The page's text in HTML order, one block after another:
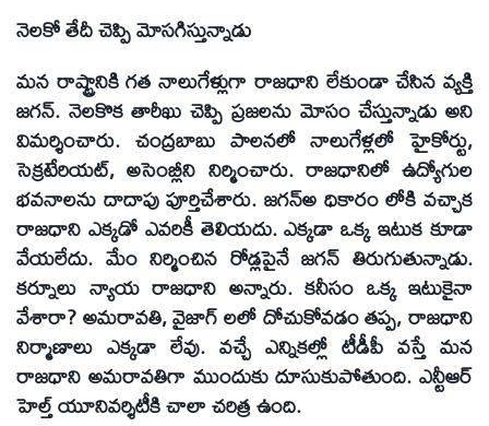
నెలకో తేదీ చెప్పి మోసగిస్తున్నాడు
మన రాష్ట్రానికి గత నాలుగేళ్లుగా రాజధాని లేకుండా చేసిన వ్యక్తి
జగన్. నెలకొక తారీఖు చెప్పి ప్రజలను మోసం చేస్తున్నాడు అని
విమర్శించారు. చంద్రబాబు పాలనలో నాలుగేళ్లలో హైకోర్టు,
సెక్రటేరియట్, అసెంబ్లీని నిర్మించారు. రాజధానిలో ఉద్యోగుల
భవనాలను దాదాపు పూర్తిచేశారు. జగన్అ ధికారం లోకి వచ్చాక
రాజధాని ఎక్కడో ఎవరికీ తెలియదు. ఎక్కడా ఒక్క ఇటుక కూడా
వేయలేదు. మేం నిర్మించిన రోడ్లపైనే జగన్ తిరుగుతున్నాడు.
కర్నూలు న్యాయ రాజధాని అన్నారు. కనీసం ఒక్క ఇటుకైనా
వేశారా? అమరావతి, వైజాగ్ లలో దోచుకోవడం తప్ప, రాజధాని
నిర్మాణాలు ఎక్కడా లేవు. వచ్చే ఎన్నికల్లో టీడీపీ వస్తే మన
రాజధాని అమరావతిగా ముందుకు దూసుకుపోతుంది. ఎన్టీఆర్
హెల్త్ యూనివర్శిటీకి చాలా చరిత్ర ఉంది.